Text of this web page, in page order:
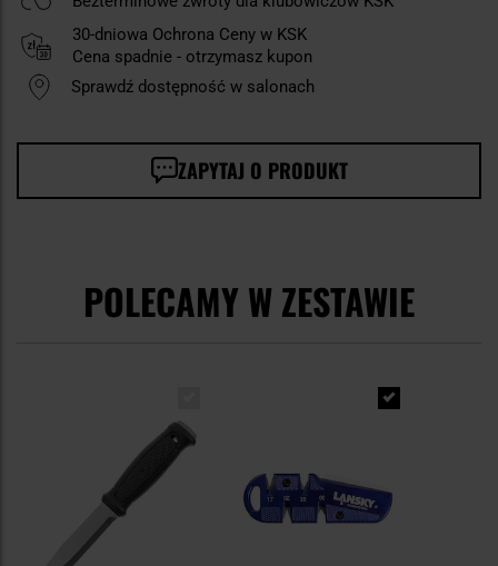
30-dniowa Ochrona Ceny w KSK
Cena spadnie - otrzymasz kupon
Sprawdź dostępność w salonach
ZAPYTAJ O PRODUKT
POLECAMY W ZESTAWIE